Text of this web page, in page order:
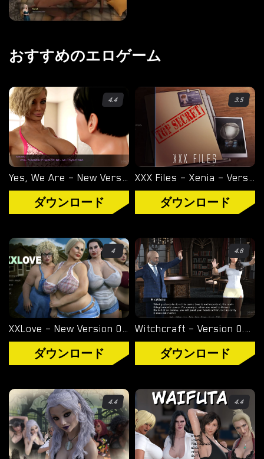
オーバーウォッチ
ビジュアルノベル
おすすめのエロゲーム
4.4
Yes, We Are – New Version 4 [TeamOfOne]
ダウンロード
3.5
XXX Files – Xenia – Version 1.0 (Full Game) [FutaDomWorld]
ダウンロード
4
XXLove – New Version 0.8 [CHAIXAS-GAMES]
ダウンロード
4.6
Witchcraft – Version 0.9.8p – Added Android Port [Red Silhouette]
ダウンロード
4.4 4.4